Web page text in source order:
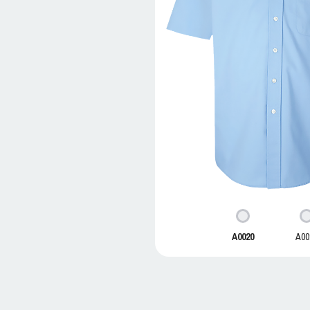
A0020